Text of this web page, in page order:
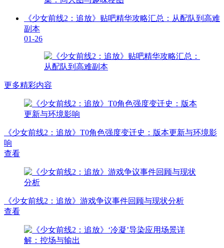
《少女前线2：追放》贴吧精华攻略汇总：从配队到高难
副本
01-26
更多精彩内容
《少女前线2：追放》T0角色强度变迁史：版本更新与环境影
响
查看
《少女前线2：追放》游戏争议事件回顾与现状分析
查看